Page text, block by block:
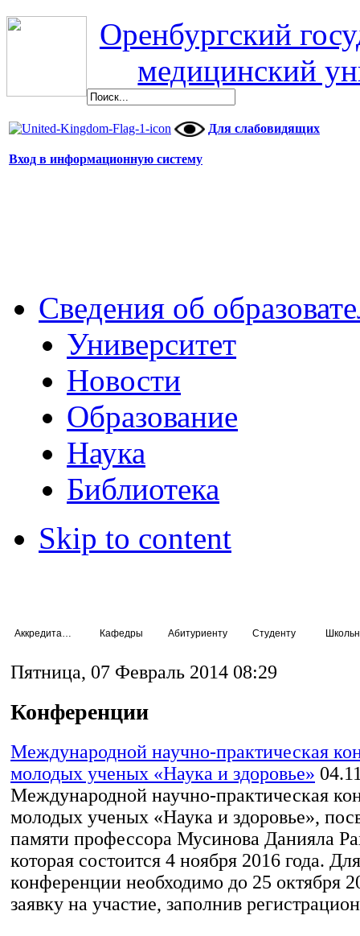
Оренбургский
медицинский
Для слабовидящих
Вход в информационную систему
Сведения об
Университет
Новости
Образование
Наука
Библиотека
Skip to content
Кафедры Абитуриенту Студенту
Пятница, 07 Февраль 2014 08:29
Конференции
Международной научно-практическая
молодых ученых «Наука и здоровье»
Международной научно-практическая
молодых ученых «Наука и здоровье»,
памяти профессора Мусинова Данияла
которая состоится 4 ноября 2016 года.
конференции необходимо до 25 октября
заявку на участие, заполнив